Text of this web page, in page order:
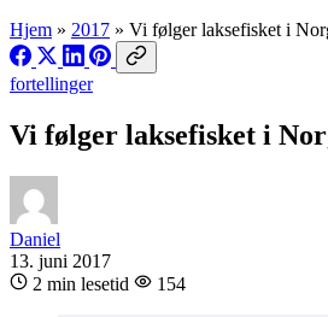
Hjem » 2017 » Vi følger laksefisket i
fortellinger
Vi følger laksefisket i
Daniel
13. juni 2017
2 min lesetid
154